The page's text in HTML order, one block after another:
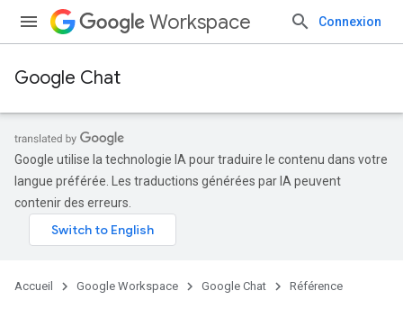
Workspace Connexion
Google Chat
Google utilise la technologie IA pour traduire le contenu dans votre
langue préférée. Les traductions générées par IA peuvent
contenir des erreurs.
Accueil Google Workspace Google Chat Référence